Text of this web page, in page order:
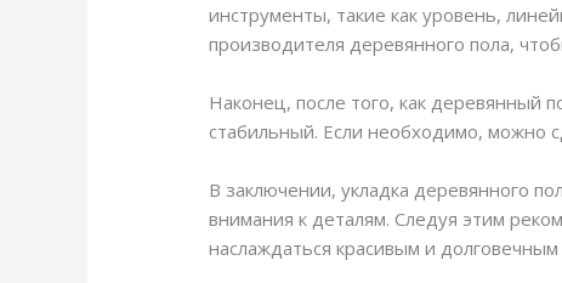
инструменты, такие как уровень,
производителя деревянного пола,
Наконец, после того, как деревянный
стабильный. Если необходимо, можно
В заключении, укладка деревянного
внимания к деталям. Следуя этим
наслаждаться красивым и